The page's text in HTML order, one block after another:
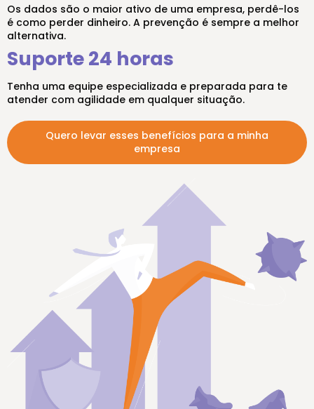
Os dados são o maior ativo de uma empresa, perdê-los
é como perder dinheiro. A prevenção é sempre a melhor
alternativa.
Suporte 24 horas
Tenha uma equipe especializada e preparada para te
atender com agilidade em qualquer situação.
Quero levar esses benefícios para a minha
empresa